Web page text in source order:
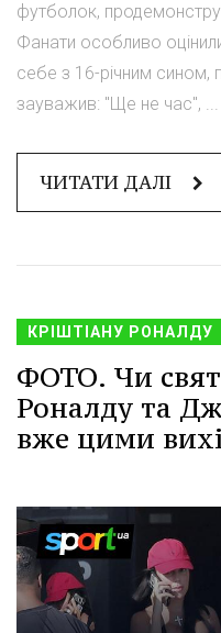
футболок,
Фанати особливо
себе з 16-річним сином,
зауважив: "Ще не час", ...
ЧИТАТИ ДАЛІ
КРІШТІАНУ РОНАЛДУ
ФОТО. Чи
Роналду та
вже цими